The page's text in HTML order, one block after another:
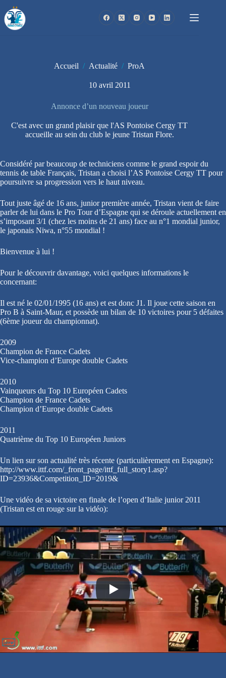
au
contenu
Accueil / Actualité / ProA
10 avril 2011
Annonce d’un nouveau joueur
C'est avec un grand plaisir que l'AS Pontoise Cergy TT
accueille au sein du club le jeune Tristan Flore.
Considéré par beaucoup de techniciens comme le grand espoir du
tennis de table Français, Tristan a choisi l’AS Pontoise Cergy TT pour
poursuivre sa progression vers le haut niveau.
Tout juste âgé de 16 ans, junior première année, Tristan vient de faire
parler de lui dans le Pro Tour d’Espagne qui se déroule actuellement en
s’imposant 3/1 (chez les moins de 21 ans) face au n°1 mondial junior,
le japonais Niwa, n°55 mondial !
Bienvenue à lui !
Pour le découvrir davantage, voici quelques informations le
concernant:
Il est né le 02/01/1995 (16 ans) et est donc J1. Il joue cette saison en
Pro B à Saint-Maur, et possède un bilan de 10 victoires pour 5 défaites
(6ème joueur du championnat).
2009
Champion de France Cadets
Vice-champion d’Europe double Cadets
2010
Vainqueurs du Top 10 Européen Cadets
Champion de France Cadets
Champion d’Europe double Cadets
2011
Quatrième du Top 10 Européen Juniors
Un lien sur son actualité très récente (particulièrement en Espagne):
http://www.ittf.com/_front_page/ittf_full_story1.asp?
ID=23936&Competition_ID=2019&
Une vidéo de sa victoire en finale de l’open d’Italie junior 2011
(Tristan est en rouge sur la vidéo):